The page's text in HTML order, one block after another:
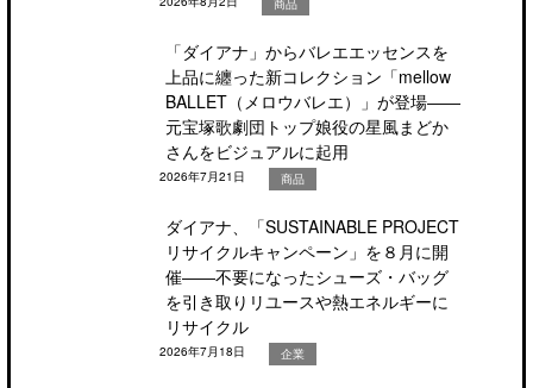
商品
「ダイアナ」からバレエエッセンスを
上品に纏った新コレクション「mellow
BALLET（メロウバレエ）」が登場――
元宝塚歌劇団トップ娘役の星風まどか
さんをビジュアルに起用
2026年7月21日 商品
ダイアナ、「SUSTAINABLE PROJECT
リサイクルキャンペーン」を８月に開
催――不要になったシューズ・バッグ
を引き取りリユースや熱エネルギーに
リサイクル
2026年7月18日 企業